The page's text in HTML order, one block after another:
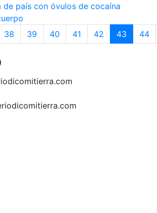
de país con óvulos de cocaína
38 39 40 41 42 43 44